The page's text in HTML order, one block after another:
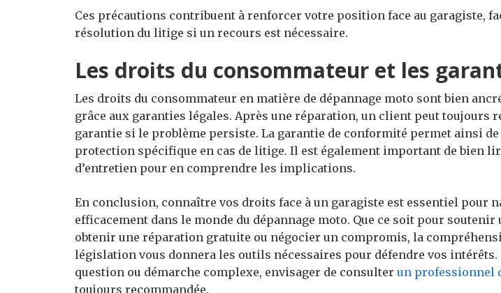
Ces précautions contribuent à renforcer votre position face au garagiste,
résolution du litige si un recours est nécessaire.
Les droits du consommateur et les
Les droits du consommateur en matière de dépannage moto sont bien
grâce aux garanties légales. Après une réparation, un client peut toujours
garantie si le problème persiste. La garantie de conformité permet ainsi de
protection spécifique en cas de litige. Il est également important de bien
d’entretien pour en comprendre les implications.
En conclusion, connaître vos droits face à un garagiste est essentiel pour
efficacement dans le monde du dépannage moto. Que ce soit pour
obtenir une réparation gratuite ou négocier un compromis, la
législation vous donnera les outils nécessaires pour défendre vos intérêts.
question ou démarche complexe, envisager de consulter un professionnel
toujours recommandée.